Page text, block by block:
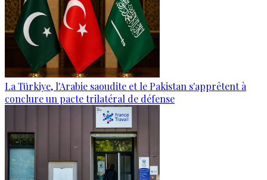
La Türkiye, l'Arabie saoudite et le Pakistan s'apprêtent à
conclure un pacte trilatéral de défense